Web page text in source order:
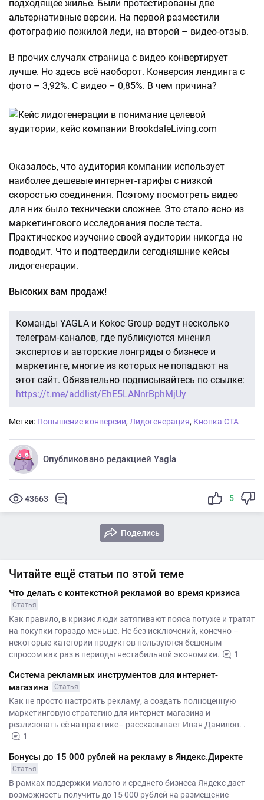
подходящее жилье. Были протестированы две
альтернативные версии. На первой разместили
фотографию пожилой леди, на второй – видео-отзыв.
В прочих случаях страница с видео конвертирует
лучше. Но здесь всё наоборот. Конверсия лендинга с
фото – 3,92%. С видео – 0,85%. В чем причина?
Оказалось, что аудитория компании использует
наиболее дешевые интернет-тарифы с низкой
скоростью соединения. Поэтому посмотреть видео
для них было технически сложнее. Это стало ясно из
маркетингового исследования после теста.
Практическое изучение своей аудитории никогда не
подводит. Что и подтвердили сегодняшние кейсы
лидогенерации.
Высоких вам продаж!
Команды YAGLA и Kokoc Group ведут несколько
телеграм-каналов, где публикуются мнения
экспертов и авторские лонгриды о бизнесе и
маркетинге, многие из которых не попадают на
этот сайт. Обязательно подписывайтесь по ссылке:
https://t.me/addlist/EhE5LANnrBphMjUy
Метки: Повышение конверсии, Лидогенерация, Кнопка CTA
Опубликовано редакцией Yagla
43663 5
Поделись
Читайте ещё статьи по этой теме
Что делать с контекстной рекламой во время кризиса
Статья
Как правило, в кризис люди затягивают пояса потуже и тратят
на покупки гораздо меньше. Не без исключений, конечно –
некоторые категории продуктов пользуются бешеным
спросом как раз в периоды нестабильной экономики.
1
Система рекламных инструментов для интернет-
магазина
Статья
Как не просто настроить рекламу, а создать полноценную
маркетинговую стратегию для интернет-магазина и
реализовать её на практике– рассказывает Иван Данилов. .
1
Бонусы до 15 000 рублей на рекламу в Яндекс.Директе
Статья
В рамках поддержки малого и среднего бизнеса Яндекс дает
возможность получить до 15 000 рублей на размещение